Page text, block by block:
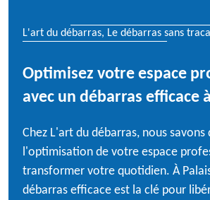
L'art du débarras, Le débarras sans
Optimisez votre espace
avec un débarras efficace
Chez L'art du débarras, nous savons
l'optimisation de votre espace
transformer votre quotidien. À
débarras efficace est la clé pour